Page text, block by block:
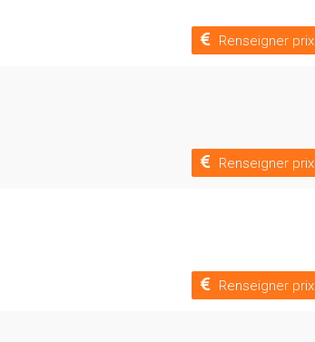
Renseigner prix
Renseigner prix
Renseigner prix